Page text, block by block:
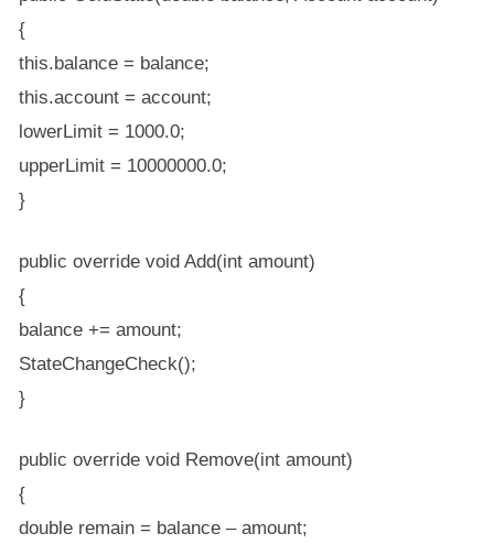
{
this.balance = balance;
this.account = account;
lowerLimit = 1000.0;
upperLimit = 10000000.0;
}
public override void Add(int amount)
{
balance += amount;
StateChangeCheck();
}
public override void Remove(int amount)
{
double remain = balance – amount;